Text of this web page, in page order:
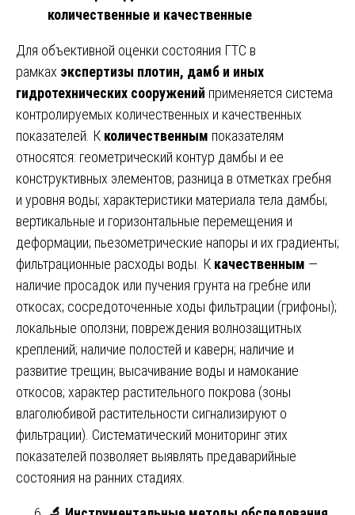
количественные и качественные
Для объективной оценки состояния ГТС в
рамках экспертизы плотин, дамб и иных
гидротехнических сооружений применяется система
контролируемых количественных и качественных
показателей. К количественным показателям
относятся: геометрический контур дамбы и ее
конструктивных элементов; разница в отметках гребня
и уровня воды; характеристики материала тела дамбы;
вертикальные и горизонтальные перемещения и
деформации; пьезометрические напоры и их градиенты;
фильтрационные расходы воды. К качественным —
наличие просадок или пучения грунта на гребне или
откосах; сосредоточенные ходы фильтрации (грифоны);
локальные оползни; повреждения волнозащитных
креплений; наличие полостей и каверн; наличие и
развитие трещин; высачивание воды и намокание
откосов; характер растительного покрова (зоны
влаголюбивой растительности сигнализируют о
фильтрации). Систематический мониторинг этих
показателей позволяет выявлять предаварийные
состояния на ранних стадиях.